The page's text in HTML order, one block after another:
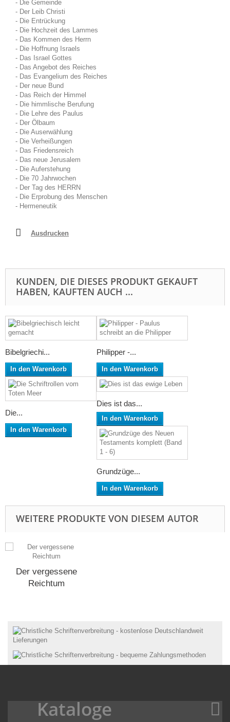
- Die Gemeinde
- Der Leib Christi
- Die Entrückung
- Die Hochzeit des Lammes
- Das Kommen des Herrn
- Die Hoffnung Israels
- Das Israel Gottes
- Das Angebot des Reiches
- Das Evangelium des Reiches
- Der neue Bund
- Das Reich der Himmel
- Die himmlische Berufung
- Die Lehre des Paulus
- Der Ölbaum
- Die Auserwählung
- Die Verheißungen
- Das Friedensreich
- Das neue Jerusalem
- Die Auferstehung
- Die 70 Jahrwochen
- Der Tag des HERRN
- Die Erprobung des Menschen
- Hermeneutik
Ausdrucken
KUNDEN, DIE DIESES PRODUKT GEKAUFT
HABEN, KAUFTEN AUCH ...
Bibelgriechi...
In den Warenkorb
Philipper -...
In den Warenkorb
Die...
In den Warenkorb
Dies ist das...
In den Warenkorb
Grundzüge...
In den Warenkorb
WEITERE PRODUKTE VON DIESEM AUTOR
Der vergessene
Reichtum
Kataloge